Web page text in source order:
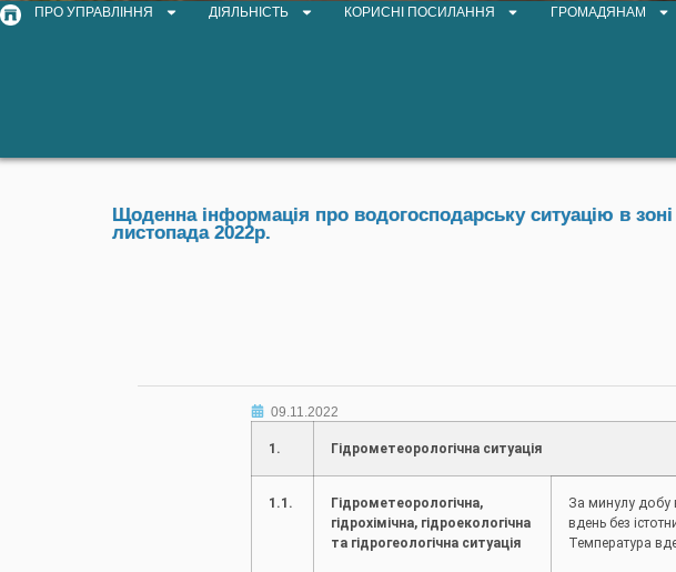
ПРО УПРАВЛІННЯ ДІЯЛЬНІСТЬ КОРИСНІ ПОСИЛАННЯ ГРОМАДЯНАМ
Щоденна інформація про водогосподарську ситуацію в
листопада 2022р.
09.11.2022
1. Гідрометеорологічна ситуація
1.1.
Гідрометеорологічна,
гідрохімічна, гідроекологічна
та гідрогеологічна ситуація
За минулу добу
вдень без
Температура